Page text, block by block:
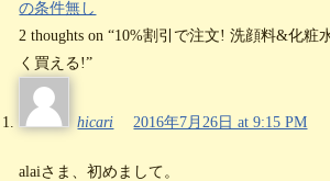
の条件無し
2 thoughts on “10%割引で注文! 洗顔料&化粧
く買える!”
hicari 2016年7月26日 at 9:15 PM
alaiさま、初めまして。